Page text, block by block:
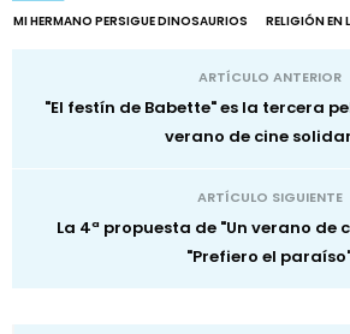
MI HERMANO PERSIGUE DINOSAURIOS RELIGIÓN EN
ARTÍCULO ANTERIOR
"El festín de Babette" es la tercera
verano de cine
ARTÍCULO SIGUIENTE
La 4ª propuesta de "Un verano de
"Prefiero el